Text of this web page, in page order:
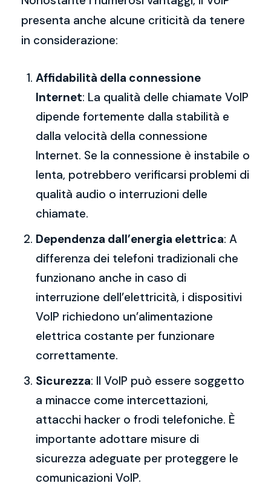
presenta anche alcune criticità da tenere
in considerazione:
Affidabilità della connessione
Internet: La qualità delle chiamate VoIP
dipende fortemente dalla stabilità e
dalla velocità della connessione
Internet. Se la connessione è instabile o
lenta, potrebbero verificarsi problemi di
qualità audio o interruzioni delle
chiamate.
Dependenza dall’energia elettrica: A
differenza dei telefoni tradizionali che
funzionano anche in caso di
interruzione dell’elettricità, i dispositivi
VoIP richiedono un’alimentazione
elettrica costante per funzionare
correttamente.
Sicurezza: Il VoIP può essere soggetto
a minacce come intercettazioni,
attacchi hacker o frodi telefoniche. È
importante adottare misure di
sicurezza adeguate per proteggere le
comunicazioni VoIP.